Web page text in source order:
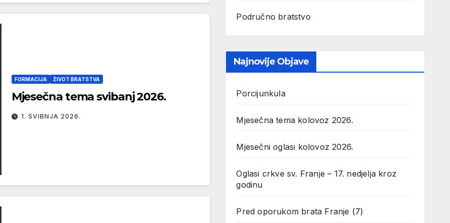
FORMACIJA ŽIVOT BRATSTVA
Mjesečna tema svibanj 2026.
1. SVIBNJA 2026.
Područno bratstvo
Najnovije Objave
Porcijunkula
Mjesečna tema kolovoz 2026.
Mjesečni oglasi kolovoz 2026.
Oglasi crkve sv. Franje – 17. nedjelja kroz
godinu
Pred oporukom brata Franje (7)